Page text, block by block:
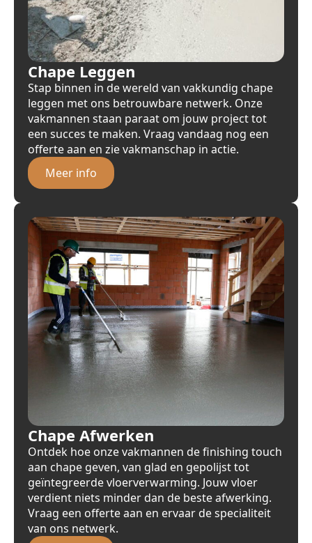
Chape Leggen
Stap binnen in de wereld van vakkundig chape
leggen met ons betrouwbare netwerk. Onze
vakmannen staan paraat om jouw project tot
een succes te maken. Vraag vandaag nog een
offerte aan en zie vakmanschap in actie.
Meer info
Chape Afwerken
Ontdek hoe onze vakmannen de finishing touch
aan chape geven, van glad en gepolijst tot
geïntegreerde vloerverwarming. Jouw vloer
verdient niets minder dan de beste afwerking.
Vraag een offerte aan en ervaar de specialiteit
van ons netwerk.